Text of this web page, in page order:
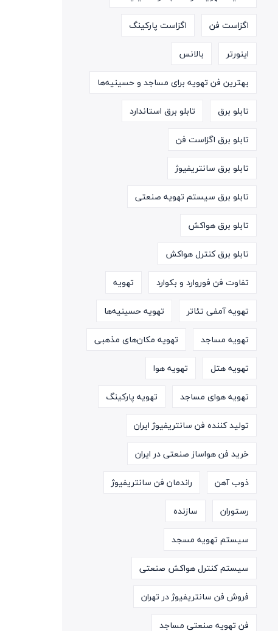
اگزاست فن
اگزاست پارکینگ
اینورتر
بالانس
بهترین فن تهویه برای مساجد و حسینیه‌ها
تابلو برق
تابلو برق استاندارد
تابلو برق اگزاست فن
تابلو برق سانتریفیوژ
تابلو برق سیستم تهویه صنعتی
تابلو برق هواکش
تابلو برق کنترل هواکش
تفاوت فن فوروارد و بکوارد
تهویه
تهویه آمفی تئاتر
تهویه حسینیه‌ها
تهویه مساجد
تهویه مکان‌های مذهبی
تهویه هتل
تهویه هوا
تهویه هوای مساجد
تهویه پارکینگ
تولید کننده فن سانتریفیوژ ایران
خرید فن هواساز صنعتی در ایران
ذوب آهن
راندمان فن سانتریفیوژ
رستوران
سازنده
سیستم تهویه مسجد
سیستم کنترل هواکش صنعتی
فروش فن سانتریفیوژ در تهران
فن تهویه صنعتی مساجد